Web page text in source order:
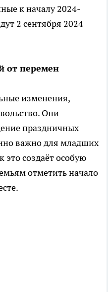
к началу 2024-
2 сентября 2024
от перемен
изменения,
Они
праздничных
важно для младших
это создаёт особую
отметить начало